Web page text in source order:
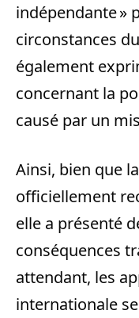
indépendante »
circonstances
également
concernant la
causé par un
Ainsi, bien que
officiellement
elle a présenté
conséquences
attendant, les
internationale